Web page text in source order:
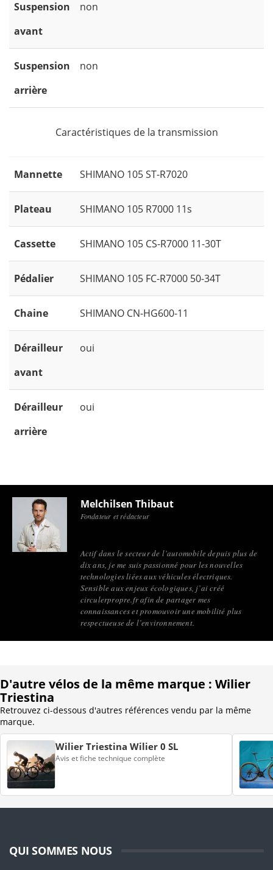
Suspension
avant
non
Suspension
arrière
non
Caractéristiques de la transmission
Mannette SHIMANO 105 ST-R7020
Plateau SHIMANO 105 R7000 11s
Cassette SHIMANO 105 CS-R7000 11-30T
Pédalier SHIMANO 105 FC-R7000 50-34T
Chaine SHIMANO CN-HG600-11
Dérailleur
avant
oui
Dérailleur
arrière
oui
Melchilsen Thibaut
Fondateur et rédacteur
Actif dans le secteur de l’automobile depuis plus de
dix ans, je me suis passionné pour les nouvelles
technologies liées aux véhicules électriques.
Sensible aux enjeux écologiques, j’ai créé
circulerpropre.fr afin de partager mes
connaissances et promouvoir une mobilité plus
respectueuse de l’environnement.
D'autre vélos de la même marque : Wilier
Triestina
Retrouvez ci-dessous d'autres références vendu par la même
marque.
Wilier Triestina Wilier 0 SL
Avis et fiche technique complète
QUI SOMMES NOUS